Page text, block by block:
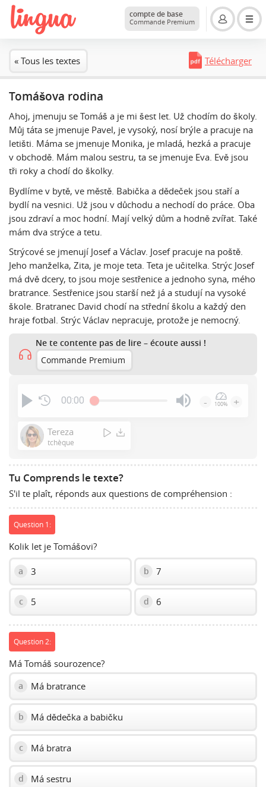
compte de base
Commande Premium
« Tous les textes Télécharger
Tomášova rodina
Ahoj, jmenuju se Tomáš a je mi šest let. Už chodím do školy.
Můj táta se jmenuje Pavel, je vysoký, nosí brýle a pracuje na
letišti. Máma se jmenuje Monika, je mladá, hezká a pracuje
v obchodě. Mám malou sestru, ta se jmenuje Eva. Evě jsou
tři roky a chodí do školky.
Bydlíme v bytě, ve městě. Babička a dědeček jsou staří a
bydlí na vesnici. Už jsou v důchodu a nechodí do práce. Oba
jsou zdraví a moc hodní. Mají velký dům a hodně zvířat. Také
mám dva strýce a tetu.
Strýcové se jmenují Josef a Václav. Josef pracuje na poště.
Jeho manželka, Zita, je moje teta. Teta je učitelka. Strýc Josef
má dvě dcery, to jsou moje sestřenice a jednoho syna, mého
bratrance. Sestřenice jsou starší než já a studují na vysoké
škole. Bratranec David chodí na střední školu a každý den
hraje fotbal. Strýc Václav nepracuje, protože je nemocný.
Ne te contente pas de lire – écoute aussi !
Commande Premium
00:00
volume
- 100% +
Tereza
tchèque
Tu Comprends le texte?
S'il te plaît, réponds aux questions de compréhension :
Question 1:
Kolik let je Tomášovi?
a 3 b 7
c 5 d 6
Question 2:
Má Tomáš sourozence?
a Má bratrance
b Má dědečka a babičku
c Má bratra
d Má sestru